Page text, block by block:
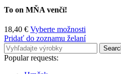
To on MŇA venčí!
18,40 € Vyberte možnosti
Pridať do zoznamu želaní
Popular requests: